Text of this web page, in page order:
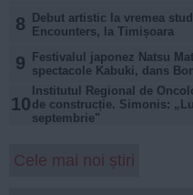
8
Debut artistic la vremea
Encounters, la Timișoara
9
Festivalul japonez Natsu
spectacole Kabuki, dans
10
Institutul Regional de
de construcție. Simonis:
septembrie"
Cele mai noi știri